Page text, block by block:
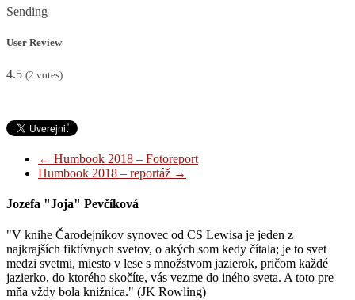
Sending
User Review
4.5 (2 votes)
← Humbook 2018 – Fotoreport
Humbook 2018 – reportáž →
Jozefa "Joja" Pevčíková
"V knihe Čarodejníkov synovec od CS Lewisa je jeden z
najkrajších fiktívnych svetov, o akých som kedy čítala; je to svet
medzi svetmi, miesto v lese s množstvom jazierok, pričom každé
jazierko, do ktorého skočíte, vás vezme do iného sveta. A toto pre
mňa vždy bola knižnica." (JK Rowling)